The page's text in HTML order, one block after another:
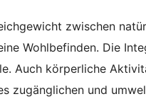
zwischen
Wohlbefinden. Die
Auch körperliche
zugänglichen und